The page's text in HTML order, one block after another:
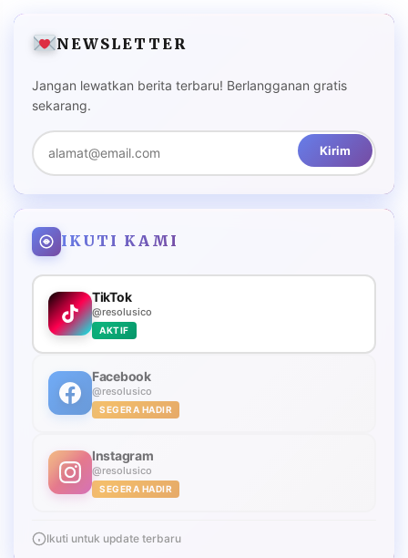
NEWSLETTER
Jangan lewatkan berita terbaru! Berlangganan gratis
sekarang.
Kirim
IKUTI KAMI
TikTok
@resolusico
AKTIF
Facebook
@resolusico
SEGERA HADIR
Instagram
@resolusico
SEGERA HADIR
Ikuti untuk update terbaru